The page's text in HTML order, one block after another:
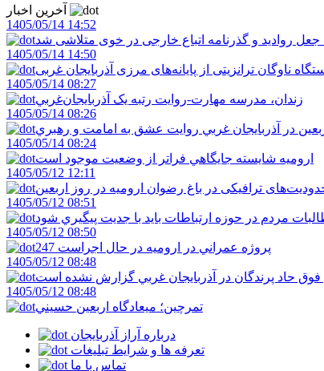
1405/05/14 14:52
جعل روادید و گذرنامه اتباع خارجی در خوی متلاشی شد
1405/05/14 14:50
1405/05/14 08:27
زندان، مدرسه مهارت-روايت رتبه يک آذربايجان‌غربي
1405/05/14 08:26
در آذربايجان غربي روايت عشق به امامت و رهبري
1405/05/14 08:24
اروميه شايسته جايگاهي فراتر از وضعيت موجود است
1405/05/12 12:11
ترافیکی در باغ رضوان ارومیه در روز اربعین
1405/05/12 08:51
مردم در حوزه ارتباطات بايد با جديت پيگيري شود
1405/05/12 08:50
247 پروژه عمراني در اروميه در حال اجراست
1405/05/12 08:48
فوق حاد پرندگان در آذربايجان غربي گزارش نشده است
1405/05/12 08:48
تمرچين؛ ميعادگاه اربعين حسيني
درباره آراز آذربایجان
تعرفه ها و شرایط تبلیغات
تماس با ما